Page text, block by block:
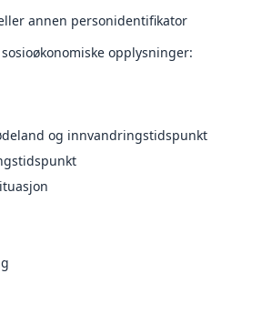
annen personidentifikator
opplysninger:
og innvandringstidspunkt